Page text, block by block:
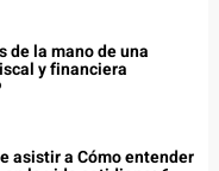
de la mano de una
y financiera
asistir a Cómo entender